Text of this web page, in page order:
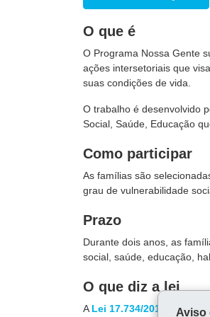
O que é
O Programa Nossa Gente
ações intersetoriais que
suas condições de vida.
O trabalho é desenvolvido
Social, Saúde, Educação
Como participar
As famílias são
grau de vulnerabilidade
Prazo
Durante dois anos, as
social, saúde, educação,
O que diz a lei
A Lei 17.734/2013 institui
Aviso